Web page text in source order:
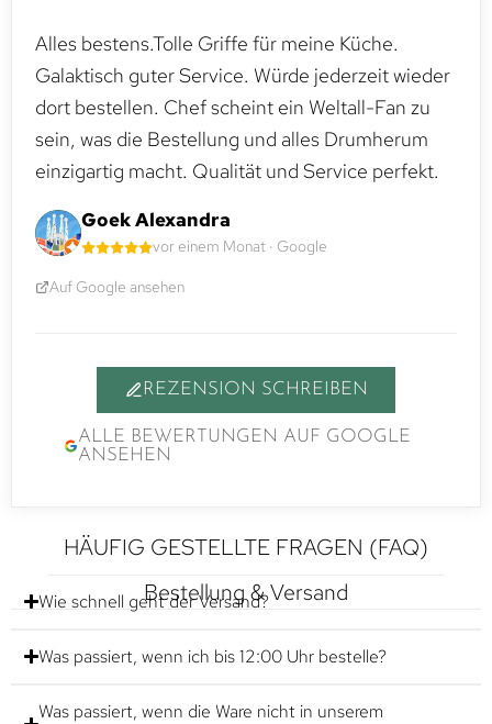
Alles bestens.Tolle Griffe für meine Küche.
Galaktisch guter Service. Würde jederzeit wieder
dort bestellen. Chef scheint ein Weltall-Fan zu
sein, was die Bestellung und alles Drumherum
einzigartig macht. Qualität und Service perfekt.
Goek Alexandra
vor einem Monat · Google
Auf Google ansehen
REZENSION SCHREIBEN
ALLE BEWERTUNGEN AUF GOOGLE
ANSEHEN
HÄUFIG GESTELLTE FRAGEN (FAQ)
Bestellung & Versand
Wie schnell geht der Versand?
Was passiert, wenn ich bis 12:00 Uhr bestelle?
Was passiert, wenn die Ware nicht in unserem